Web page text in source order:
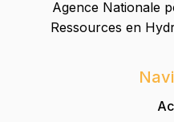
Agence Nationale
Ressources en